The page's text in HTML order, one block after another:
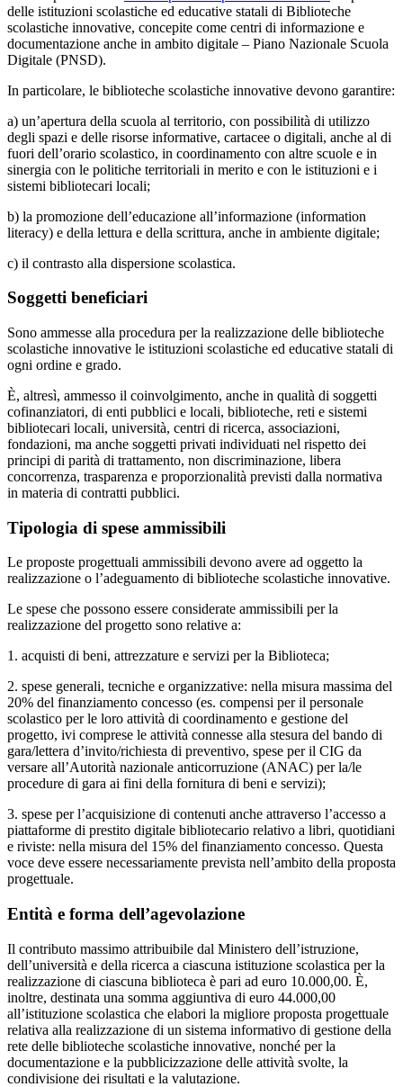
delle istituzioni scolastiche ed educative statali di Biblioteche
scolastiche innovative, concepite come centri di informazione e
documentazione anche in ambito digitale – Piano Nazionale Scuola
Digitale (PNSD).
In particolare, le biblioteche scolastiche innovative devono garantire:
a) un’apertura della scuola al territorio, con possibilità di utilizzo
degli spazi e delle risorse informative, cartacee o digitali, anche al di
fuori dell’orario scolastico, in coordinamento con altre scuole e in
sinergia con le politiche territoriali in merito e con le istituzioni e i
sistemi bibliotecari locali;
b) la promozione dell’educazione all’informazione (information
literacy) e della lettura e della scrittura, anche in ambiente digitale;
c) il contrasto alla dispersione scolastica.
Soggetti beneficiari
Sono ammesse alla procedura per la realizzazione delle biblioteche
scolastiche innovative le istituzioni scolastiche ed educative statali di
ogni ordine e grado.
È, altresì, ammesso il coinvolgimento, anche in qualità di soggetti
cofinanziatori, di enti pubblici e locali, biblioteche, reti e sistemi
bibliotecari locali, università, centri di ricerca, associazioni,
fondazioni, ma anche soggetti privati individuati nel rispetto dei
principi di parità di trattamento, non discriminazione, libera
concorrenza, trasparenza e proporzionalità previsti dalla normativa
in materia di contratti pubblici.
Tipologia di spese ammissibili
Le proposte progettuali ammissibili devono avere ad oggetto la
realizzazione o l’adeguamento di biblioteche scolastiche innovative.
Le spese che possono essere considerate ammissibili per la
realizzazione del progetto sono relative a:
1. acquisti di beni, attrezzature e servizi per la Biblioteca;
2. spese generali, tecniche e organizzative: nella misura massima del
20% del finanziamento concesso (es. compensi per il personale
scolastico per le loro attività di coordinamento e gestione del
progetto, ivi comprese le attività connesse alla stesura del bando di
gara/lettera d’invito/richiesta di preventivo, spese per il CIG da
versare all’Autorità nazionale anticorruzione (ANAC) per la/le
procedure di gara ai fini della fornitura di beni e servizi);
3. spese per l’acquisizione di contenuti anche attraverso l’accesso a
piattaforme di prestito digitale bibliotecario relativo a libri, quotidiani
e riviste: nella misura del 15% del finanziamento concesso. Questa
voce deve essere necessariamente prevista nell’ambito della proposta
progettuale.
Entità e forma dell’agevolazione
Il contributo massimo attribuibile dal Ministero dell’istruzione,
dell’università e della ricerca a ciascuna istituzione scolastica per la
realizzazione di ciascuna biblioteca è pari ad euro 10.000,00. È,
inoltre, destinata una somma aggiuntiva di euro 44.000,00
all’istituzione scolastica che elabori la migliore proposta progettuale
relativa alla realizzazione di un sistema informativo di gestione della
rete delle biblioteche scolastiche innovative, nonché per la
documentazione e la pubblicizzazione delle attività svolte, la
condivisione dei risultati e la valutazione.